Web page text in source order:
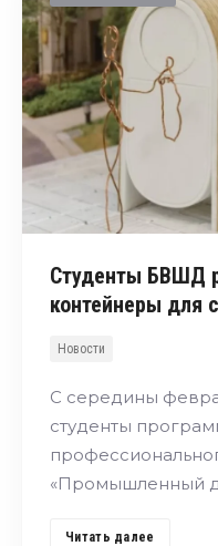
Студенты БВШД
контейнеры для
Новости
С середины
студенты
«Промышленный
Читать далее